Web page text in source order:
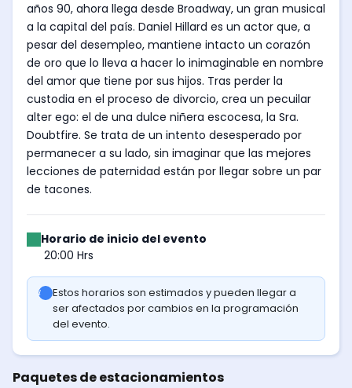
años 90, ahora llega desde Broadway, un gran musical
a la capital del país. Daniel Hillard es un actor que, a
pesar del desempleo, mantiene intacto un corazón
de oro que lo lleva a hacer lo inimaginable en nombre
del amor que tiene por sus hijos. Tras perder la
custodia en el proceso de divorcio, crea un pecuilar
alter ego: el de una dulce niñera escocesa, la Sra.
Doubtfire. Se trata de un intento desesperado por
permanecer a su lado, sin imaginar que las mejores
lecciones de paternidad están por llegar sobre un par
de tacones.
Horario de inicio del evento
20:00 Hrs
Estos horarios son estimados y pueden llegar a
ser afectados por cambios en la programación
del evento.
Paquetes de estacionamientos